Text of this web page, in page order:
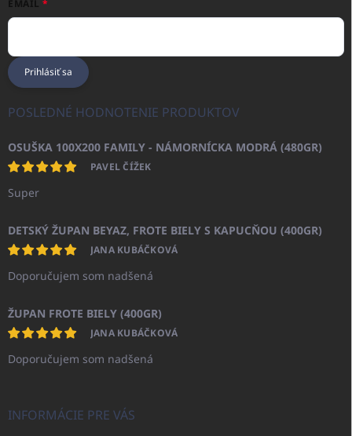
EMAIL
Prihlásiť sa
POSLEDNÉ HODNOTENIE PRODUKTOV
OSUŠKA 100X200 FAMILY - NÁMORNÍCKA MODRÁ (480GR)
PAVEL ČÍŽEK
Super
DETSKÝ ŽUPAN BEYAZ, FROTE BIELY S KAPUCŇOU (400GR)
JANA KUBÁČKOVÁ
Doporučujem som nadšená
ŽUPAN FROTE BIELY (400GR)
JANA KUBÁČKOVÁ
Doporučujem som nadšená
INFORMÁCIE PRE VÁS